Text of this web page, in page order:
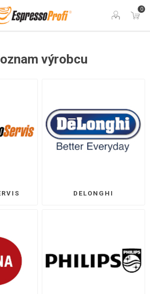
0
výrobcu
DELONGHI